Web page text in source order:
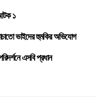
১
ভাইদের হুমকির অভিযোগ
এসবি প্রধান